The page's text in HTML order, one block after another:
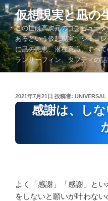
コ
ン
テ
ン
ツ
へ
仮想現実と凪の
この世は高次元のコンピュー
あるという仮想現実、シミュ
に凪の恩恵、潜在意識、すべ
ランサーフィン、タフティの話
投
稿
2021年7月21日 投稿者: UNIVERSAL
感謝は、し
よく「感謝」「感謝」と
をしないと願いが叶わな